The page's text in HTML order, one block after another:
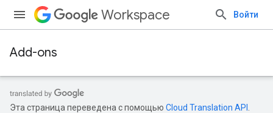
Workspace Войти
Add-ons
Эта страница переведена с помощью Cloud Translation API